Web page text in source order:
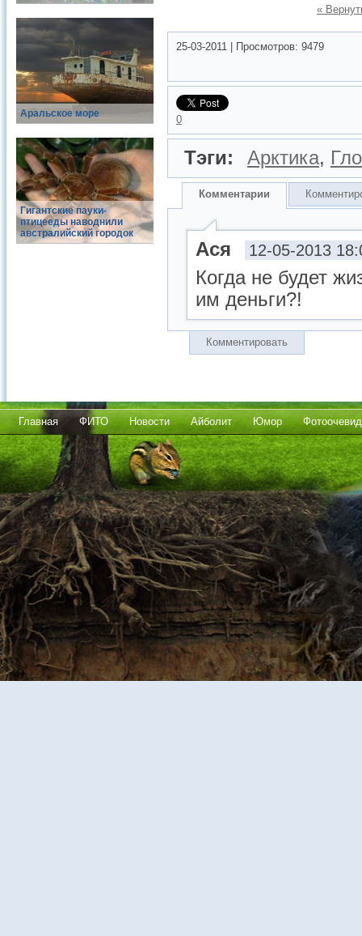
Аральское море
Гигантские пауки-
птицееды наводнили
австралийский городок
«
25-03-2011 Просмотров: 9479
0
Тэги: Арктика,
Комментарии
Ася 12-05-2013
Когда не будет
им деньги?!
Комментировать
Главная ФИТО Новости Айболит Юмор